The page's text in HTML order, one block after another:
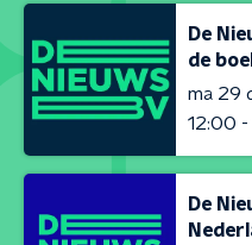
De
de
ma 29
12:00 -
De